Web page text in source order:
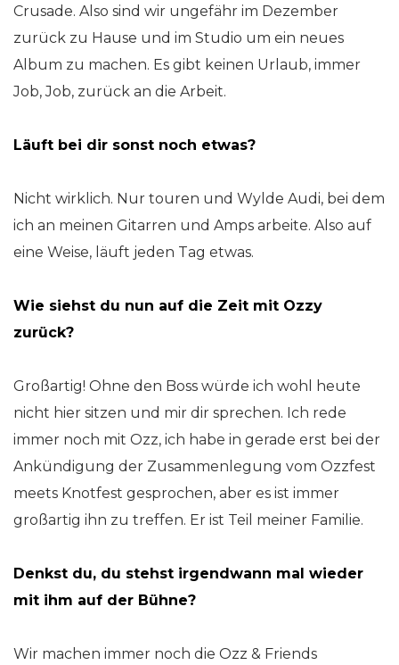
Crusade. Also sind wir ungefähr im Dezember
zurück zu Hause und im Studio um ein neues
Album zu machen. Es gibt keinen Urlaub, immer
Job, Job, zurück an die Arbeit.
Läuft bei dir sonst noch etwas?
Nicht wirklich. Nur touren und Wylde Audi, bei dem
ich an meinen Gitarren und Amps arbeite. Also auf
eine Weise, läuft jeden Tag etwas.
Wie siehst du nun auf die Zeit mit Ozzy
zurück?
Großartig! Ohne den Boss würde ich wohl heute
nicht hier sitzen und mir dir sprechen. Ich rede
immer noch mit Ozz, ich habe in gerade erst bei der
Ankündigung der Zusammenlegung vom Ozzfest
meets Knotfest gesprochen, aber es ist immer
großartig ihn zu treffen. Er ist Teil meiner Familie.
Denkst du, du stehst irgendwann mal wieder
mit ihm auf der Bühne?
Wir machen immer noch die Ozz & Friends